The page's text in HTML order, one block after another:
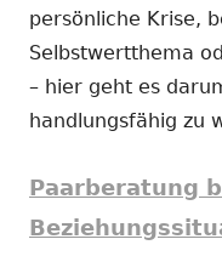
persönliche Krise,
Selbstwertthema
– hier geht es
handlungsfähig zu
Paarberatung